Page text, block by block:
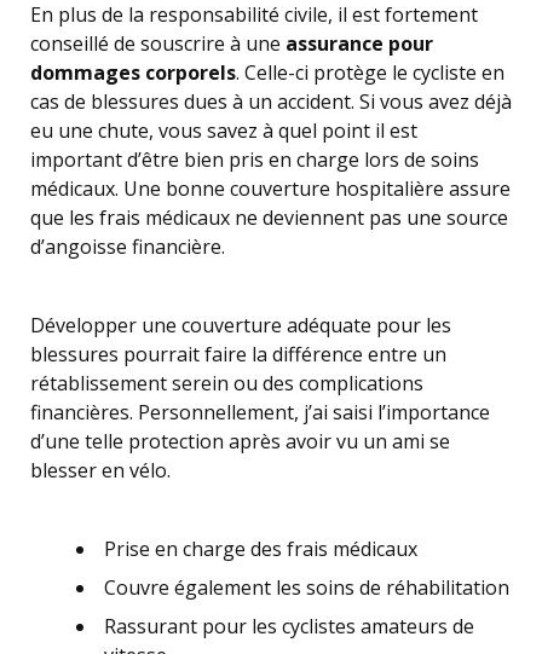
En plus de la responsabilité civile, il est fortement
conseillé de souscrire à une assurance pour
dommages corporels. Celle-ci protège le cycliste en
cas de blessures dues à un accident. Si vous avez déjà
eu une chute, vous savez à quel point il est
important d’être bien pris en charge lors de soins
médicaux. Une bonne couverture hospitalière assure
que les frais médicaux ne deviennent pas une source
d’angoisse financière.
Développer une couverture adéquate pour les
blessures pourrait faire la différence entre un
rétablissement serein ou des complications
financières. Personnellement, j’ai saisi l’importance
d’une telle protection après avoir vu un ami se
blesser en vélo.
Prise en charge des frais médicaux
Couvre également les soins de réhabilitation
Rassurant pour les cyclistes amateurs de